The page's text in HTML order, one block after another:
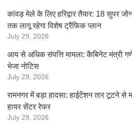
कांवड़ मेले के लिए हरिद्वार तैयार: 18 सुपर
तक लागू रहेगा विशेष ट्रैफिक प्लान
July 29, 2026
आय से अधिक संपत्ति मामला: कैबिनेट मंत्री
भेजा नोटिस
July 29, 2026
रामनगर में बड़ा हादसा: हाईटेंशन तार टूटने
हायर सेंटर रेफर
July 29, 2026